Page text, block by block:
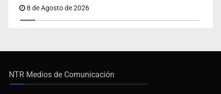
8 de Agosto de 2026
NTR Medios de Comunicación